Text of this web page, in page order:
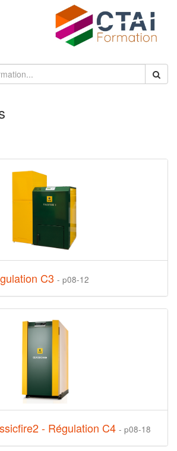
C3 - p08-12
- Régulation C4 - p08-18